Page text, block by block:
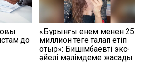
до
«Бұрынғы енем менен 25
миллион теңге талап етіп
отыр»: Бишімбаевтің экс-
әйелі мәлімдеме жасады